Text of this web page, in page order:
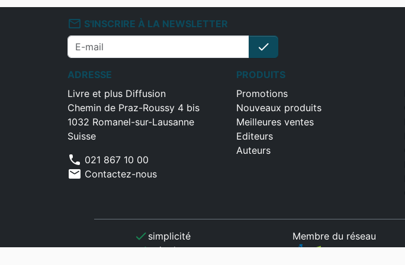
mail_outline S'INSCRIRE À LA NEWSLETTER
check
ADRESSE
Livre et plus Diffusion
Chemin de Praz-Roussy 4 bis
1032 Romanel-sur-Lausanne
Suisse
phone 021 867 10 00
mail Contactez-nous
PRODUITS
Promotions
Nouveaux produits
Meilleures ventes
Editeurs
Auteurs
check simplicité
checkgain de temps
Membre du réseau